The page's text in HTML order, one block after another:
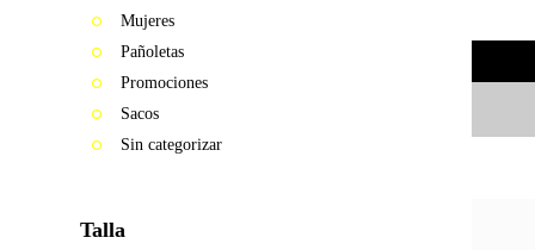
Mujeres
Pañoletas
Promociones
Sacos
Sin categorizar
Talla
LINEA